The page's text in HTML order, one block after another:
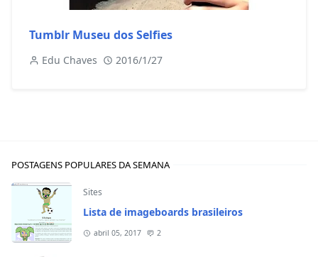
Tumblr Museu dos Selfies
Edu Chaves 2016/1/27
POSTAGENS POPULARES DA SEMANA
Sites
Lista de imageboards brasileiros
abril 05, 2017 2